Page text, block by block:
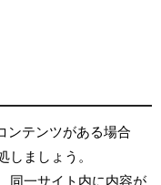
ンテンツがある場合
しましょう。
同一サイト内に内容が